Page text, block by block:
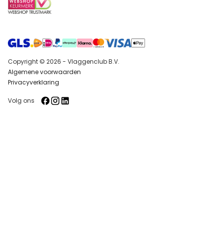
Copyright © 2026 - Vlaggenclub B.V.
Algemene voorwaarden
Privacyverklaring
Volg ons